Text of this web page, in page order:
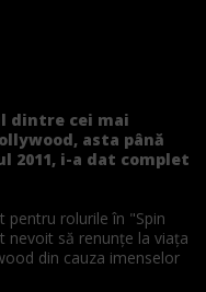
dintre cei mai
asta până
2011, i-a dat complet
pentru rolurileîn "Spin
nevoit să renunțe la viața
din cauza imenselor